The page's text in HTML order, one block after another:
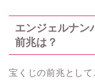
エンジェルナン
前兆は？
宝くじの前兆とし